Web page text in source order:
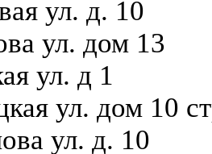
ул. д. 10
ул. дом 13
ул. д 1
ул. дом 10
ул. д. 10